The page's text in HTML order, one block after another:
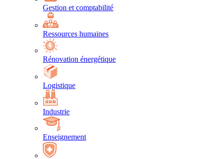
Gestion et comptabilité
Ressources humaines
Rénovation énergétique
Logistique
Industrie
Enseignement